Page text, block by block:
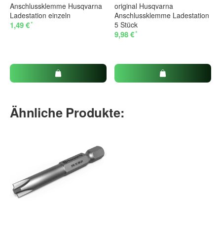
Anschlussklemme Husqvarna
Ladestation einzeln
1,49 €*
original Husqvarna
Anschlussklemme Ladestation
5 Stück
9,98 €*
Ähnliche Produkte: